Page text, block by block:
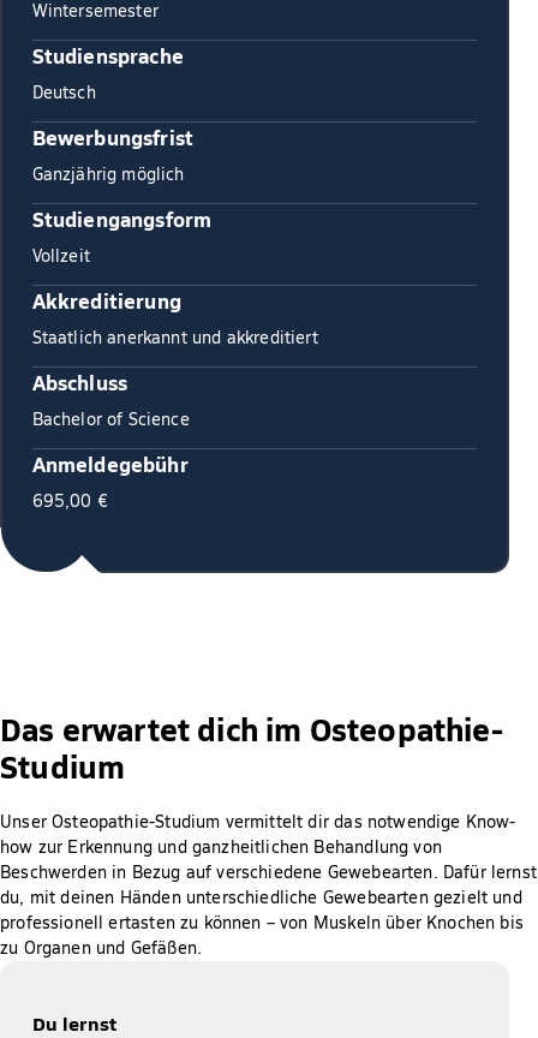
Wintersemester
Studiensprache
Deutsch
Bewerbungsfrist
Ganzjährig möglich
Studiengangsform
Vollzeit
Akkreditierung
Staatlich anerkannt und akkreditiert
Abschluss
Bachelor of Science
Anmeldegebühr
695,00 €
Das erwartet dich im Osteopathie-
Studium
Unser Osteopathie-Studium vermittelt dir das notwendige Know-
how zur Erkennung und ganzheitlichen Behandlung von
Beschwerden in Bezug auf verschiedene Gewebearten. Dafür lernst
du, mit deinen Händen unterschiedliche Gewebearten gezielt und
professionell ertasten zu können – von Muskeln über Knochen bis
zu Organen und Gefäßen.
Du lernst